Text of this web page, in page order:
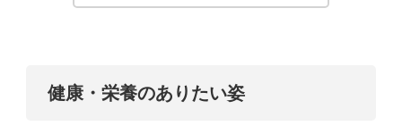
栄養状態の改善や健康増進にも
自分の体は自分の食べたもので
健康・栄養のありたい姿